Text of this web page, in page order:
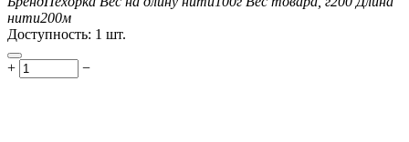
нити200м
Доступность: 1 шт.
+ −